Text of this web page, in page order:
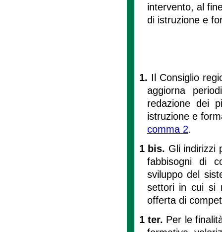
intervento, al
di istruzione e
1. Il Consiglio
aggiorna
redazione dei
istruzione e
comma 2.
1 bis. Gli indirizzi
fabbisogni di
sviluppo del
settori in cui si
offerta di
1 ter. Per le